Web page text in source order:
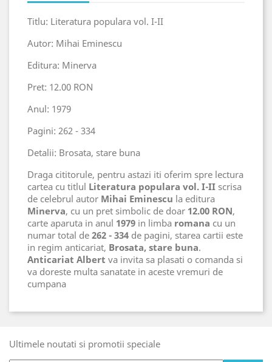
Titlu: Literatura populara vol. I-II
Autor: Mihai Eminescu
Editura: Minerva
Pret: 12.00 RON
Anul: 1979
Pagini: 262 - 334
Detalii: Brosata, stare buna
Draga cititorule, pentru astazi iti oferim spre lectura
cartea cu titlul Literatura populara vol. I-II scrisa
de celebrul autor Mihai Eminescu la editura
Minerva, cu un pret simbolic de doar 12.00 RON,
carte aparuta in anul 1979 in limba romana cu un
numar total de 262 - 334 de pagini, starea cartii este
in regim anticariat, Brosata, stare buna.
Anticariat Albert va invita sa plasati o comanda si
va doreste multa sanatate in aceste vremuri de
cumpana
Ultimele noutati si promotii speciale